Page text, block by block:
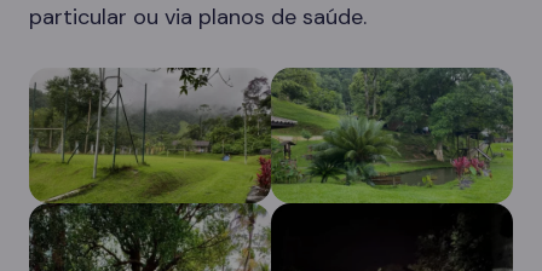
particular ou via planos de saúde.